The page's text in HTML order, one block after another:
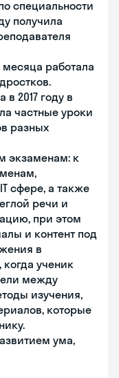
специальности
получила
работала
2017 году в
частные уроки
разных
экзаменам: к
сфере, а также
речи и
при этом
и контент под
в
ученик
между
изучения,
которые
ума,